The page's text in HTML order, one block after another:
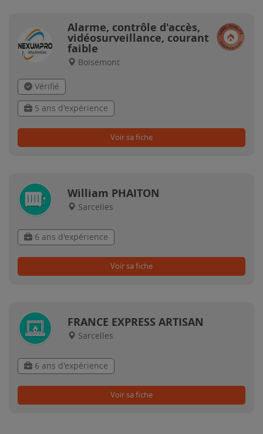
Alarme, contrôle d'accès,
vidéosurveillance, courant
faible
Boisemont
Vérifié
5 ans d'expérience
Voir sa fiche
William PHAITON
Sarcelles
6 ans d'expérience
Voir sa fiche
FRANCE EXPRESS ARTISAN
Sarcelles
6 ans d'expérience
Voir sa fiche